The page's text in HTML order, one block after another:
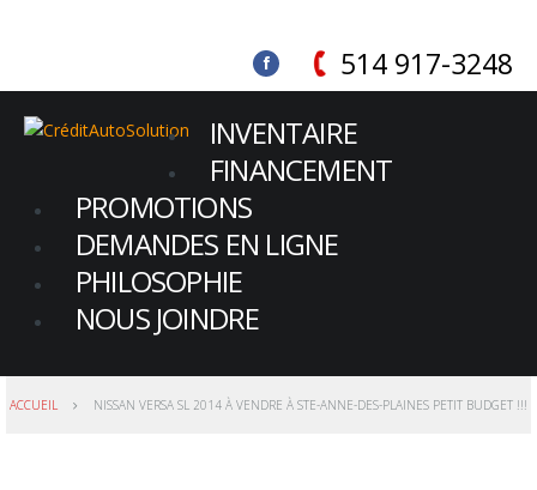
514 917-3248
INVENTAIRE
FINANCEMENT
PROMOTIONS
DEMANDES EN LIGNE
PHILOSOPHIE
NOUS JOINDRE
ACCUEIL NISSAN VERSA SL 2014 À VENDRE À STE-ANNE-DES-PLAINES PETIT BUDGET !!!